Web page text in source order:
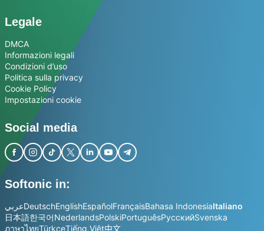
Legale
DMCA
Informazioni legali
Condizioni d’uso
Politica sulla privacy
Cookie Policy
Impostazioni cookie
Social media
Softonic in:
عربيDeutschEnglishEspañolFrançaisBahasa IndonesiaItaliano
日本語한국어NederlandsPolskiPortuguêsРусскийSvenska
ภาษาไทยTürkçeTiếng Việt中文